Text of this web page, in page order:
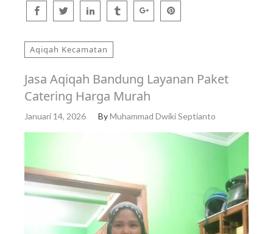
Aqiqah Kecamatan
Jasa Aqiqah Bandung Layanan Paket
Catering Harga Murah
Januari 14, 2026 ByMuhammad Dwiki Septianto